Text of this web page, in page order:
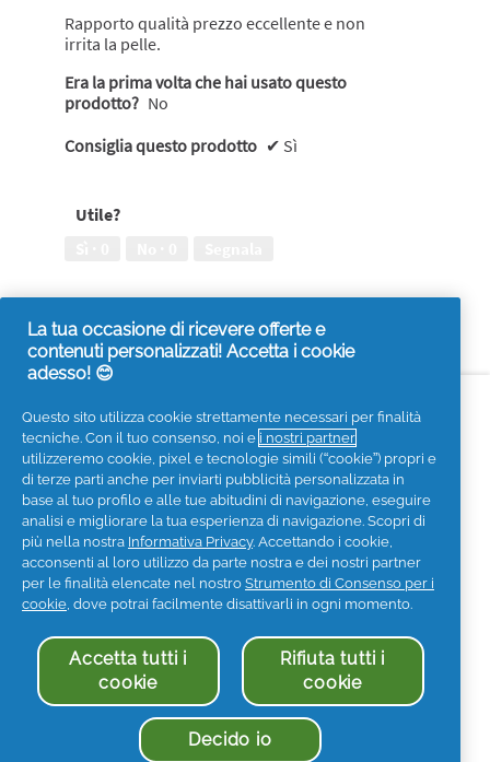
Rapporto qualità prezzo eccellente e non
irrita la pelle.
Era la prima volta che hai usato questo
prodotto? No
Consiglia questo prodotto ✔ Sì
Utile?
Seguici sui social
Privacy
Informativa sui Cookies
Termini e Condizioni
I Miei Dati
Informazioni societarie
Dichiarazione di accessibilità
© 2025 Procter & Gamble. Tutti i diritti sono riservati. L'uso
e l'accesso alle informazioni di questo sito sono soggetti a
Termini & Condizioni stabiliti nel nostro contratto legale.
Procter & Gamble Holding S.r.l. - P.IVA 05269321005
La tua occasione di ricevere offerte e
contenuti personalizzati! Accetta i cookie
adesso! 😊
Questo sito utilizza cookie strettamente necessari per finalità
tecniche. Con il tuo consenso, noi e i nostri partner
utilizzeremo cookie, pixel e tecnologie simili (“cookie”) propri e
di terze parti anche per inviarti pubblicità personalizzata in
base al tuo profilo e alle tue abitudini di navigazione, eseguire
analisi e migliorare la tua esperienza di navigazione. Scopri di
più nella nostra Informativa Privacy. Accettando i cookie,
acconsenti al loro utilizzo da parte nostra e dei nostri partner
per le finalità elencate nel nostro Strumento di Consenso per i
cookie, dove potrai facilmente disattivarli in ogni momento.
Accetta tutti i
cookie
Rifiuta tutti i
cookie
Decido io